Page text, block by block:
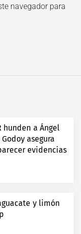
navegador para
hunden a Ángel
asegura
evidencias
y limón